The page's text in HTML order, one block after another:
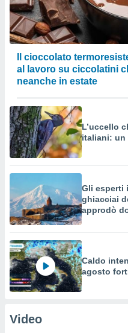
Il cioccolato
al lavoro su ciccolatini
neanche in estate
L’uccello
italiani: un
Gli esperti
ghiacciai
approdò
Caldo
agosto
Video